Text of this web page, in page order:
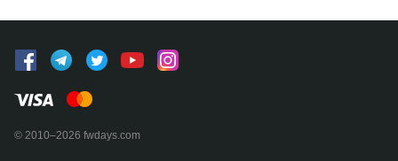
© 2010–2026 fwdays.com